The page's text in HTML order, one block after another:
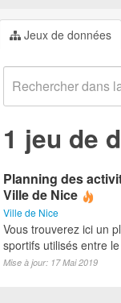
Jeux de données
1 jeu de
Planning des
Ville de Nice
Ville de Nice
Vous trouverez ici un
sportifs utilisés entre
Mise à jour: 17 Mai 2019